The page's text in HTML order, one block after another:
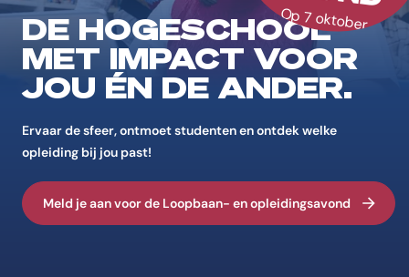
DE HOGESCHOOL
MET IMPACT VOOR
JOU ÉN DE ANDER.
Ervaar de sfeer, ontmoet studenten en ontdek welke
opleiding bij jou past!
Meld je aan voor de Loopbaan- en opleidingsavond
Op 7 oktober